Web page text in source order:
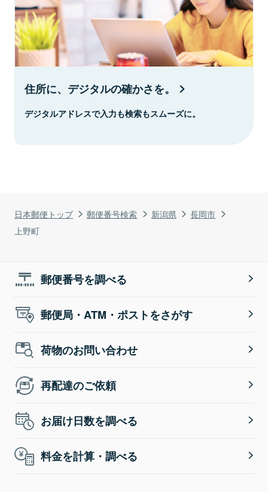
日本郵便トップ 郵便番号検索 新潟県
長岡市
上野町
住所に、デジタルの確かさを。
デジタルアドレスで入力も検索もスムーズに。
郵便番号を調べる
郵便局・ATM・ポストをさがす
荷物のお問い合わせ
再配達のご依頼
お届け日数を調べる
料金を計算・調べる